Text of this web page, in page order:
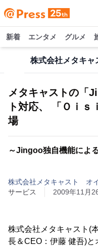
新着 エンタメ グルメ
メタキャストの「
ト対応、 「Ｏｉ
場
～Jingoo独自機能によ
株式会社メタキャスト オ
サービス
2009年11月
株式会社メタキャスト(
長＆CEO：伊藤 健吾)